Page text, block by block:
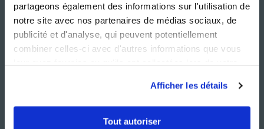
partageons également des informations sur l'utilisation de
notre site avec nos partenaires de médias sociaux, de
publicité et d'analyse, qui peuvent potentiellement
combiner celles-ci avec d'autres informations que vous
Afficher les détails
Tout autoriser
C.G.U